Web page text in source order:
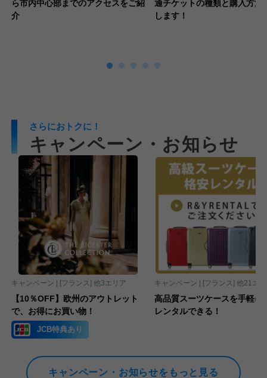
ら市内中心部までのアクセスをご紹
介
通チケットの種類と購入方法
します！
さらにおトクに！
キャンペーン・お知らせ
【10％OFF】欧州のアウトレット
で、お得にお買い物！
キャンペーン | フランス 他3エリア
JCB特典あり
高品質スーツケースを手軽に
レンタルできる！
キャンペーン | フランス 他21エ
キャンペーン・お知らせをもっと見る